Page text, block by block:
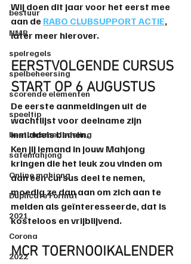
bestuur
NMB
spelregels
spelbeheersing
scorende elementen
speeltip
bestuursmededeling
safemahjong
Online mahjong
Duplicate Format
2021
Corona
2022
Wij doen dit jaar voor het eerst mee
aan de RABO CLUBSUPPORT ACTIE,
later meer hierover.
EERSTVOLGENDE CURSUS
START OP 6 AUGUSTUS
De eerste aanmeldingen uit de
wachtlijst voor deelname zijn
inmiddels binnen.
Ken jij iemand in jouw Mahjong
kringen die het leuk zou vinden om
aan een cursus deel te nemen,
moedig ze dan aan om zich aan te
melden als geïnteresseerde, dat is
kosteloos en vrijblijvend.
MCR TOERNOOIKALENDER